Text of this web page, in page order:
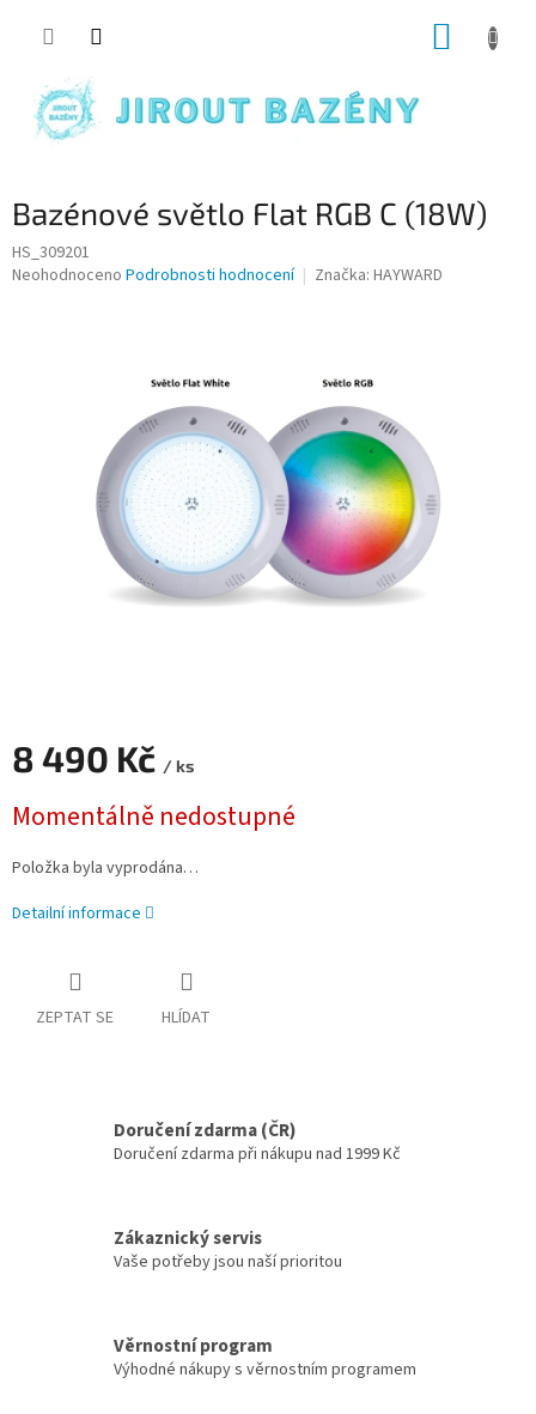
Bazénové světlo Flat RGB C (18W)
HS_309201
Průměrné hodnocení produktu je 0,0 z 5 hvězdiček.
Neohodnoceno Podrobnosti hodnocení Značka: HAYWARD
8 490 Kč / ks
Momentálně nedostupné
Položka byla vyprodána…
Detailní informace
ZEPTAT SE HLÍDAT
Doručení zdarma (ČR)
Doručení zdarma při nákupu nad 1999 Kč
Zákaznický servis
Vaše potřeby jsou naší prioritou
Věrnostní program
Výhodné nákupy s věrnostním programem